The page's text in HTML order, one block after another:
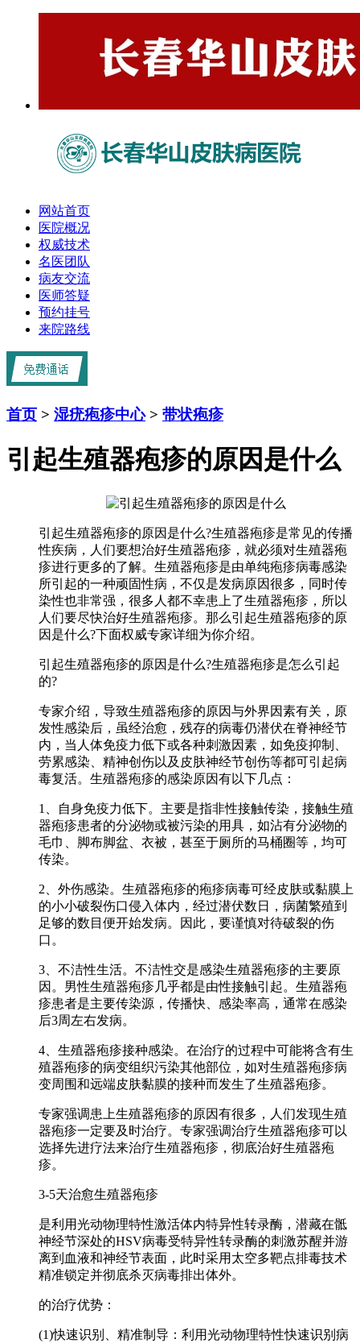
网站首页
医院概况
权威技术
名医团队
病友交流
医师答疑
预约挂号
来院路线
首页 > 湿疣疱疹中心> 带状疱疹
引起生殖器疱疹的原因是什么
引起生殖器疱疹的原因是什么?生殖器疱疹是常见的传播
性疾病，人们要想治好生殖器疱疹，就必须对生殖器疱
疹进行更多的了解。生殖器疱疹是由单纯疱疹病毒感染
所引起的一种顽固性病，不仅是发病原因很多，同时传
染性也非常强，很多人都不幸患上了生殖器疱疹，所以
人们要尽快治好生殖器疱疹。那么引起生殖器疱疹的原
因是什么?下面权威专家详细为你介绍。
引起生殖器疱疹的原因是什么?生殖器疱疹是怎么引起
的?
专家介绍，导致生殖器疱疹的原因与外界因素有关，原
发性感染后，虽经治愈，残存的病毒仍潜伏在脊神经节
内，当人体免疫力低下或各种刺激因素，如免疫抑制、
劳累感染、精神创伤以及皮肤神经节创伤等都可引起病
毒复活。生殖器疱疹的感染原因有以下几点：
1、自身免疫力低下。主要是指非性接触传染，接触生殖
器疱疹患者的分泌物或被污染的用具，如沾有分泌物的
毛巾、脚布脚盆、衣被，甚至于厕所的马桶圈等，均可
传染。
2、外伤感染。生殖器疱疹的疱疹病毒可经皮肤或黏膜上
的小小破裂伤口侵入体内，经过潜伏数日，病菌繁殖到
足够的数目便开始发病。因此，要谨慎对待破裂的伤
口。
3、不洁性生活。不洁性交是感染生殖器疱疹的主要原
因。男性生殖器疱疹几乎都是由性接触引起。生殖器疱
疹患者是主要传染源，传播快、感染率高，通常在感染
后3周左右发病。
4、生殖器疱疹接种感染。在治疗的过程中可能将含有生
殖器疱疹的病变组织污染其他部位，如对生殖器疱疹病
变周围和远端皮肤黏膜的接种而发生了生殖器疱疹。
专家强调患上生殖器疱疹的原因有很多，人们发现生殖
器疱疹一定要及时治疗。专家强调治疗生殖器疱疹可以
选择先进疗法来治疗生殖器疱疹，彻底治好生殖器疱
疹。
3-5天治愈生殖器疱疹
是利用光动物理特性激活体内特异性转录酶，潜藏在骶
神经节深处的HSV病毒受特异性转录酶的刺激苏醒并游
离到血液和神经节表面，此时采用太空多靶点排毒技术
精准锁定并彻底杀灭病毒排出体外。
的治疗优势：
(1)快速识别、精准制导：利用光动物理特性快速识别病